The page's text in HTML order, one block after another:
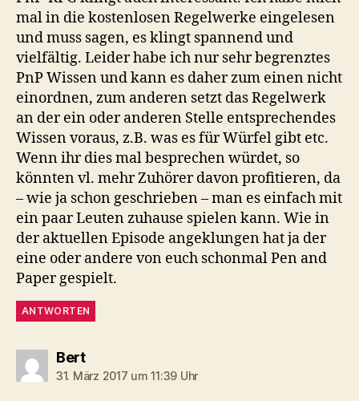
mal in die kostenlosen Regelwerke eingelesen
und muss sagen, es klingt spannend und
vielfältig. Leider habe ich nur sehr begrenztes
PnP Wissen und kann es daher zum einen nicht
einordnen, zum anderen setzt das Regelwerk
an der ein oder anderen Stelle entsprechendes
Wissen voraus, z.B. was es für Würfel gibt etc.
Wenn ihr dies mal besprechen würdet, so
könnten vl. mehr Zuhörer davon profitieren, da
– wie ja schon geschrieben – man es einfach mit
ein paar Leuten zuhause spielen kann. Wie in
der aktuellen Episode angeklungen hat ja der
eine oder andere von euch schonmal Pen and
Paper gespielt.
ANTWORTEN
Bertsagt:
31. März 2017 um 11:39 Uhr